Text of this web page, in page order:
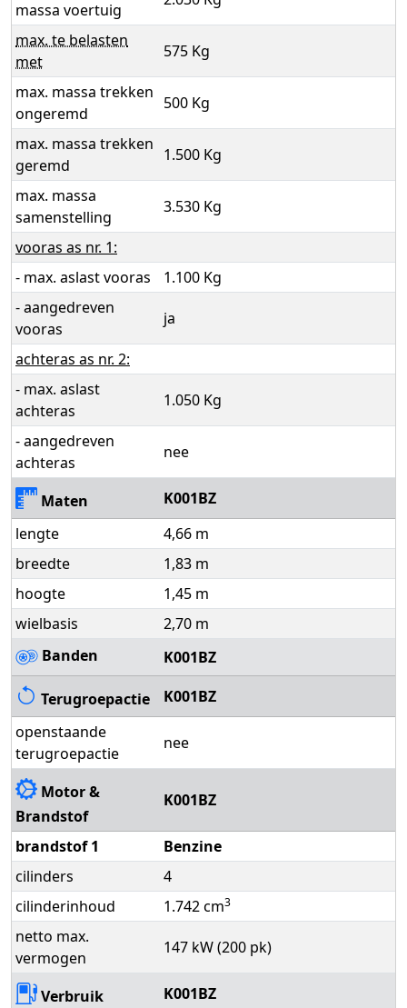
massa voertuig
max. te belasten
met
575 Kg
max. massa trekken
ongeremd
500 Kg
max. massa trekken
geremd
1.500 Kg
max. massa
samenstelling
3.530 Kg
vooras as nr. 1:
- max. aslast vooras
1.100 Kg
- aangedreven
vooras
ja
achteras as nr. 2:
- max. aslast
achteras
1.050 Kg
- aangedreven
achteras
nee
Maten
K001BZ
lengte
4,66 m
breedte
1,83 m
hoogte
1,45 m
wielbasis
2,70 m
Banden
K001BZ
Terugroepactie
K001BZ
openstaande
terugroepactie
nee
Motor &
Brandstof
K001BZ
brandstof 1
Benzine
cilinders
4
cilinderinhoud
1.742 cm3
netto max.
vermogen
147 kW (200 pk)
Verbruik
K001BZ